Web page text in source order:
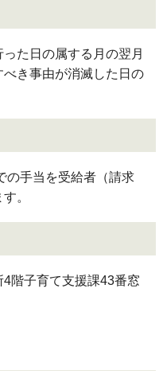
た日の属する月の翌月
き事由が消滅した日の
の手当を受給者（請求
。
階子育て支援課43番窓